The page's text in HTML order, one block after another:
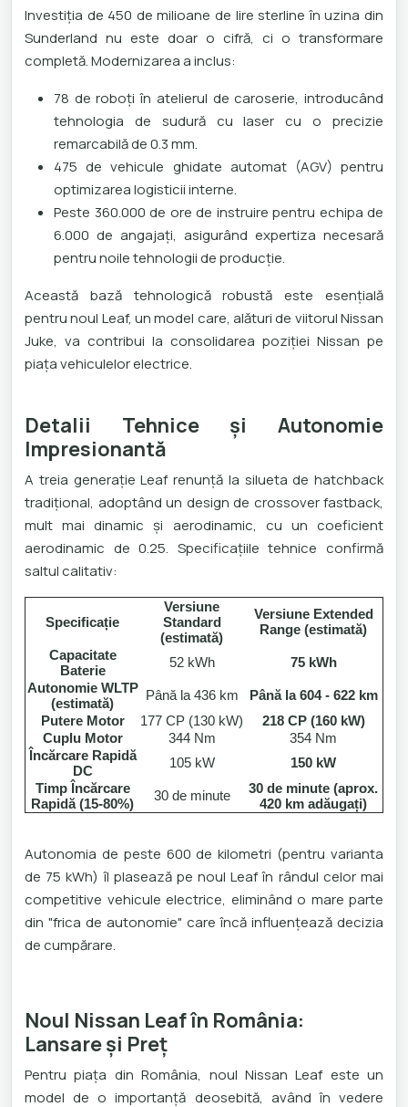
Investiția de 450 de milioane de lire sterline în uzina din
Sunderland nu este doar o cifră, ci o transformare
completă. Modernizarea a inclus:
78 de roboți în atelierul de caroserie, introducând
tehnologia de sudură cu laser cu o precizie
remarcabilă de 0.3 mm.
475 de vehicule ghidate automat (AGV) pentru
optimizarea logisticii interne.
Peste 360.000 de ore de instruire pentru echipa de
6.000 de angajați, asigurând expertiza necesară
pentru noile tehnologii de producție.
Această bază tehnologică robustă este esențială
pentru noul Leaf, un model care, alături de viitorul Nissan
Juke, va contribui la consolidarea poziției Nissan pe
piața vehiculelor electrice.
Detalii Tehnice și Autonomie
Impresionantă
A treia generație Leaf renunță la silueta de hatchback
tradițional, adoptând un design de crossover fastback,
mult mai dinamic și aerodinamic, cu un coeficient
aerodinamic de 0.25. Specificațiile tehnice confirmă
saltul calitativ:
Specificație
Versiune
Standard
(estimată)
Versiune Extended
Range (estimată)
Capacitate
Baterie
52 kWh
75 kWh
Autonomie WLTP
(estimată)
Până la 436 km
Până la 604 - 622 km
Putere Motor
177 CP (130 kW)
218 CP (160 kW)
Cuplu Motor
344 Nm
354 Nm
Încărcare Rapidă
DC
105 kW
150 kW
Timp Încărcare
Rapidă (15-80%)
30 de minute
30 de minute (aprox.
420 km adăugați)
Autonomia de peste 600 de kilometri (pentru varianta
de 75 kWh) îl plasează pe noul Leaf în rândul celor mai
competitive vehicule electrice, eliminând o mare parte
din "frica de autonomie" care încă influențează decizia
de cumpărare.
Noul Nissan Leaf în România:
Lansare și Preț
Pentru piața din România, noul Nissan Leaf este un
model de o importanță deosebită, având în vedere